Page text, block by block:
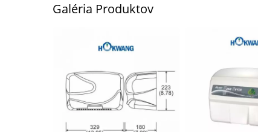
Galéria Produktov
EcoHygiene Vysokorýchlostný